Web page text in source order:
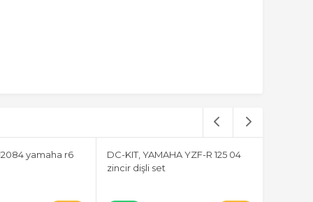
yamaha r6
DC-KIT, YAMAHA YZF-R 125 04
zincir dişli set